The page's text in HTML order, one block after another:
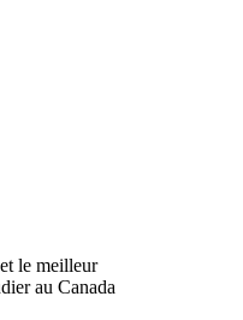
le meilleur
au Canada